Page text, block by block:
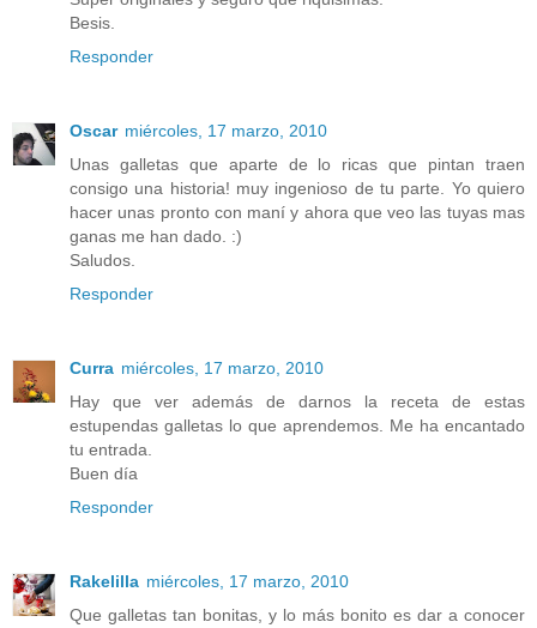
Besis.
Responder
Oscar miércoles, 17 marzo, 2010
Unas galletas que aparte de lo ricas que pintan traen
consigo una historia! muy ingenioso de tu parte. Yo quiero
hacer unas pronto con maní y ahora que veo las tuyas mas
ganas me han dado. :)
Saludos.
Responder
Curra miércoles, 17 marzo, 2010
Hay que ver además de darnos la receta de estas
estupendas galletas lo que aprendemos. Me ha encantado
tu entrada.
Buen día
Responder
Rakelilla miércoles, 17 marzo, 2010
Que galletas tan bonitas, y lo más bonito es dar a conocer